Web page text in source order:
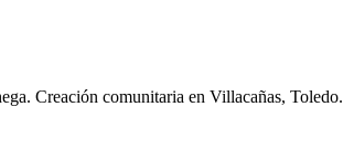
Creación comunitaria en Villacañas, Toledo.